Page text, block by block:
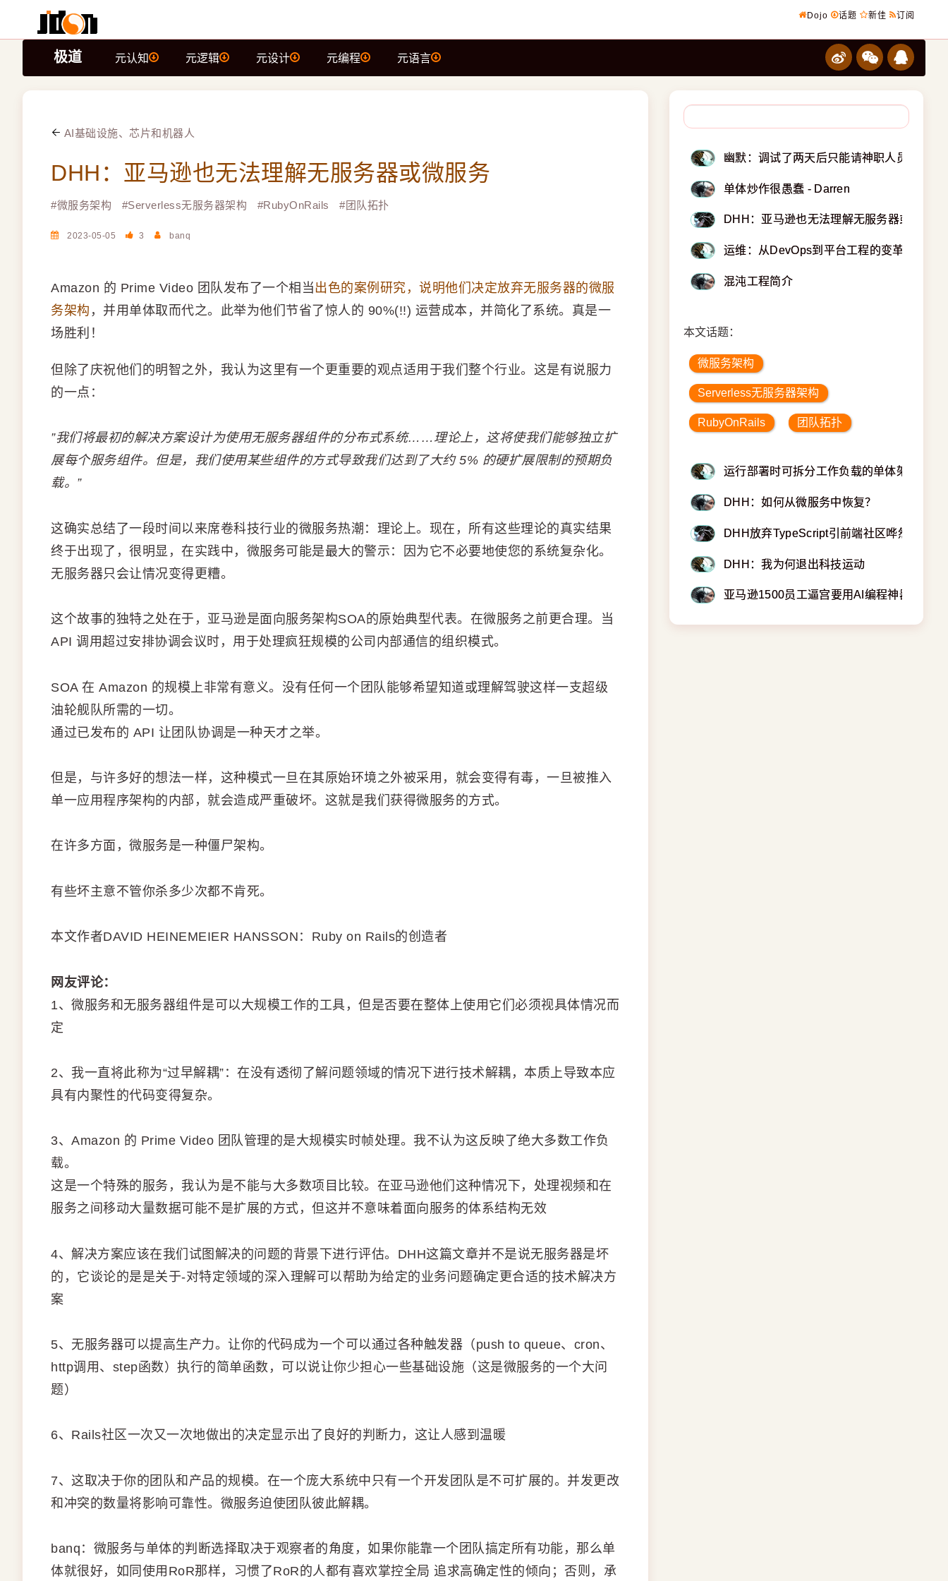
Dojo 话题 新佳 订阅
极道 元认知 元逻辑 元设计 元编程 元语言
AI基础设施、芯片和机器人
DHH：亚马逊也无法理解无服务器或微服务
#微服务架构 #Serverless无服务器架构 #RubyOnRails #团队拓扑
2023-05-05 3 banq
Amazon 的 Prime Video 团队发布了一个相当出色的案例研究，说明他们决定放弃无服务器的微服
务架构 ，并用单体取而代之。此举为他们节省了惊人的 90%(!!) 运营成本，并简化了系统。真是一
场胜利！
但除了庆祝他们的明智之外，我认为这里有一个更重要的观点适用于我们整个行业。这是有说服力
的一点：
”我们将最初的解决方案设计为使用无服务器组件的分布式系统……理论上，这将使我们能够独立扩
展每个服务组件。但是，我们使用某些组件的方式导致我们达到了大约 5% 的硬扩展限制的预期负
载。”
这确实总结了一段时间以来席卷科技行业的微服务热潮：理论上。现在，所有这些理论的真实结果
终于出现了，很明显，在实践中，微服务可能是最大的警示：因为它不必要地使您的系统复杂化。
无服务器只会让情况变得更糟。
这个故事的独特之处在于，亚马逊是面向服务架构SOA的原始典型代表。在微服务之前更合理。当
API 调用超过安排协调会议时，用于处理疯狂规模的公司内部通信的组织模式。
SOA 在 Amazon 的规模上非常有意义。没有任何一个团队能够希望知道或理解驾驶这样一支超级
油轮舰队所需的一切。
通过已发布的 API 让团队协调是一种天才之举。
但是，与许多好的想法一样，这种模式一旦在其原始环境之外被采用，就会变得有毒，一旦被推入
单一应用程序架构的内部，就会造成严重破坏。这就是我们获得微服务的方式。
在许多方面，微服务是一种僵尸架构。
有些坏主意不管你杀多少次都不肯死。
本文作者DAVID HEINEMEIER HANSSON：Ruby on Rails的创造者
网友评论：
1、微服务和无服务器组件是可以大规模工作的工具，但是否要在整体上使用它们必须视具体情况而
定
2、我一直将此称为“过早解耦”：在没有透彻了解问题领域的情况下进行技术解耦，本质上导致本应
具有内聚性的代码变得复杂。
3、Amazon 的 Prime Video 团队管理的是大规模实时帧处理。我不认为这反映了绝大多数工作负
载。
这是一个特殊的服务，我认为是不能与大多数项目比较。在亚马逊他们这种情况下，处理视频和在
服务之间移动大量数据可能不是扩展的方式，但这并不意味着面向服务的体系结构无效
4、解决方案应该在我们试图解决的问题的背景下进行评估。DHH这篇文章并不是说无服务器是坏
的，它谈论的是是关于-对特定领域的深入理解可以帮助为给定的业务问题确定更合适的技术解决方
案
5、无服务器可以提高生产力。让你的代码成为一个可以通过各种触发器（push to queue、cron、
http调用、step函数）执行的简单函数，可以说让你少担心一些基础设施（这是微服务的一个大问
题）
6、Rails社区一次又一次地做出的决定显示出了良好的判断力，这让人感到温暖
7、这取决于你的团队和产品的规模。在一个庞大系统中只有一个开发团队是不可扩展的。并发更改
和冲突的数量将影响可靠性。微服务迫使团队彼此解耦。
banq：微服务与单体的判断选择取决于观察者的角度，如果你能靠一个团队搞定所有功能，那么单
体就很好，如同使用RoR那样，习惯了RoR的人都有喜欢掌控全局 追求高确定性的倾向；否则，承
幽默：调试了两天后只能请神职人员了
单体炒作很愚蠢 - Darren
DHH：亚马逊也无法理解无服务器或微服务
运维：从DevOps到平台工程的变革
混沌工程简介
本文话题：
微服务架构
Serverless无服务器架构
RubyOnRails 团队拓扑
运行部署时可拆分工作负载的单体架构
DHH：如何从微服务中恢复？
DHH放弃TypeScript引前端社区哗然
DHH：我为何退出科技运动
亚马逊1500员工逼宫要用AI编程神器Cursor